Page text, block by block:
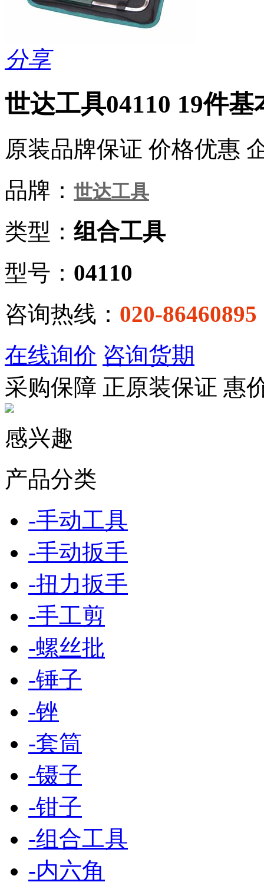
分享
世达工具04110 19件
原装品牌保证 价格优惠
品牌： 世达工具
类型： 组合工具
型号： 04110
咨询热线： 020-86460895
在线询价 咨询货期
采购保障 正原装保证 惠
感兴趣
产品分类
-手动工具
-手动扳手
-扭力扳手
-手工剪
-螺丝批
-锤子
-锉
-套筒
-镊子
-钳子
-组合工具
-内六角